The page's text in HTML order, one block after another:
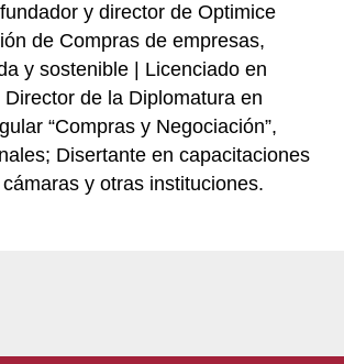
y director de Optimice
de Compras de empresas,
y sostenible | Licenciado en
de la Diplomatura en
“Compras y Negociación”,
Disertante en capacitaciones
y otras instituciones.